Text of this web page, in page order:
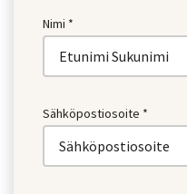
Nimi *
Sähköpostiosoite *